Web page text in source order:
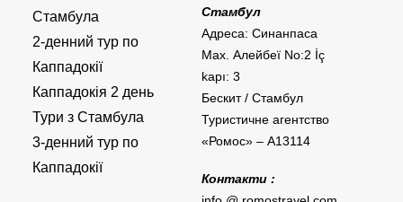
Стамбула
2-денний тур по
Каппадокії
Каппадокія 2 день
Тури з Стамбула
3-денний тур по
Каппадокії
Стамбул
Адреса: Синанпаса
Мах. Алейбеї No:2 İç
kapı: 3
Бескит / Стамбул
Туристичне агентство
«Ромос» – A13114
Контакти :